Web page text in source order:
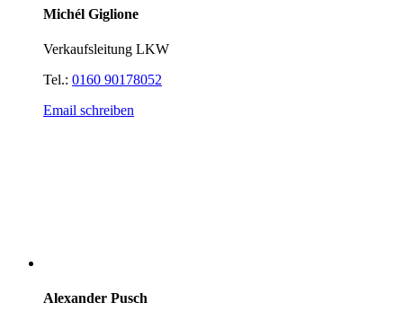
Michél Giglione
Verkaufsleitung LKW
Tel.: 0160 90178052
Email schreiben
Alexander Pusch